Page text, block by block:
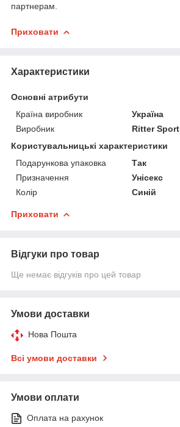
партнерам.
Приховати
Характеристики
Основні атрибути
Країна виробник
Україна
Виробник
Ritter Sport
Користувальницькі характеристики
Подарункова упаковка
Так
Призначення
Унісекс
Колір
Синій
Приховати
Відгуки про товар
Ще немає відгуків про цей товар
Умови доставки
Нова Пошта
Всі умови доставки
Умови оплати
Оплата на рахунок